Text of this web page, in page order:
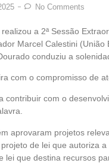
No Comments
a 2ª Sessão
Marcel Calestini
conduziu a
com o compromisso de
contribuir com o
aprovaram projetos
de lei que autoriza
lei que destina recursos